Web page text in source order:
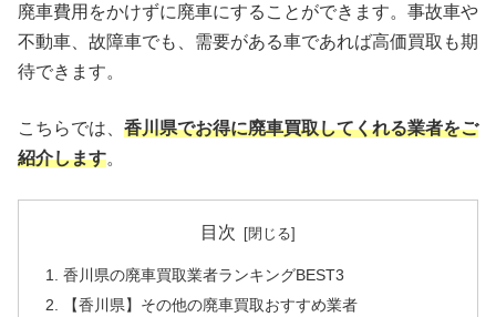
廃車費用をかけずに廃車にすることができます。事故車や
不動車、故障車でも、需要がある車であれば高価買取も期
待できます。
こちらでは、 香川県でお得に廃車買取してくれる業者をご
紹介します。
目次
香川県の廃車買取業者ランキングBEST3
【香川県】その他の廃車買取おすすめ業者